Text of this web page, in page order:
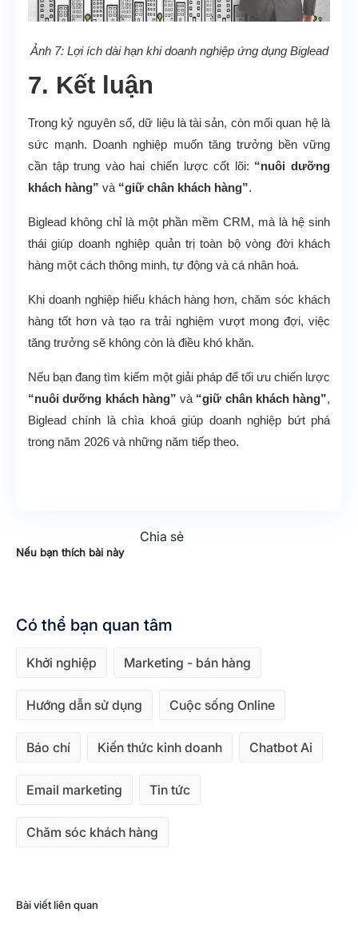
Ảnh 7: Lợi ích dài hạn khi doanh nghiệp ứng dụng Biglead
7. Kết luận
Trong kỷ nguyên số, dữ liệu là tài sản, còn mối quan hệ là
sức mạnh. Doanh nghiệp muốn tăng trưởng bền vững
cần tập trung vào hai chiến lược cốt lõi: “nuôi dưỡng
khách hàng” và “giữ chân khách hàng”.
Biglead không chỉ là một phần mềm CRM, mà là hệ sinh
thái giúp doanh nghiệp quản trị toàn bộ vòng đời khách
hàng một cách thông minh, tự động và cá nhân hoá.
Khi doanh nghiệp hiểu khách hàng hơn, chăm sóc khách
hàng tốt hơn và tạo ra trải nghiệm vượt mong đợi, việc
tăng trưởng sẽ không còn là điều khó khăn.
Nếu bạn đang tìm kiếm một giải pháp để tối ưu chiến lược
“nuôi dưỡng khách hàng” và “giữ chân khách hàng”,
Biglead chính là chìa khoá giúp doanh nghiệp bứt phá
trong năm 2026 và những năm tiếp theo.
Nếu bạn thích bài này
Chia sẻ
Có thể bạn quan tâm
Khởi nghiệp Marketing - bán hàng
Hướng dẫn sử dụng Cuộc sống Online
Báo chí Kiến thức kinh doanh Chatbot Ai
Email marketing Tin tức
Chăm sóc khách hàng
Bài viết liên quan